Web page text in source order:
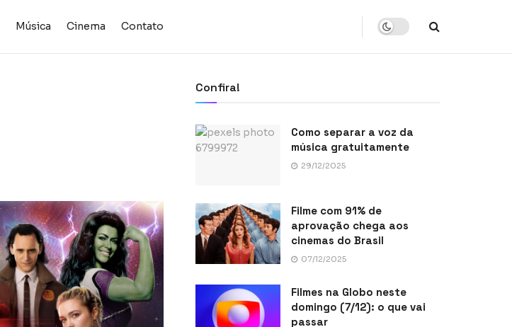
Música Cinema Contato
Confira!
Como separar a voz da
música gratuitamente
29/12/2025
Filme com 91% de
aprovação chega aos
cinemas do Brasil
07/12/2025
Filmes na Globo neste
domingo (7/12): o que vai
passar